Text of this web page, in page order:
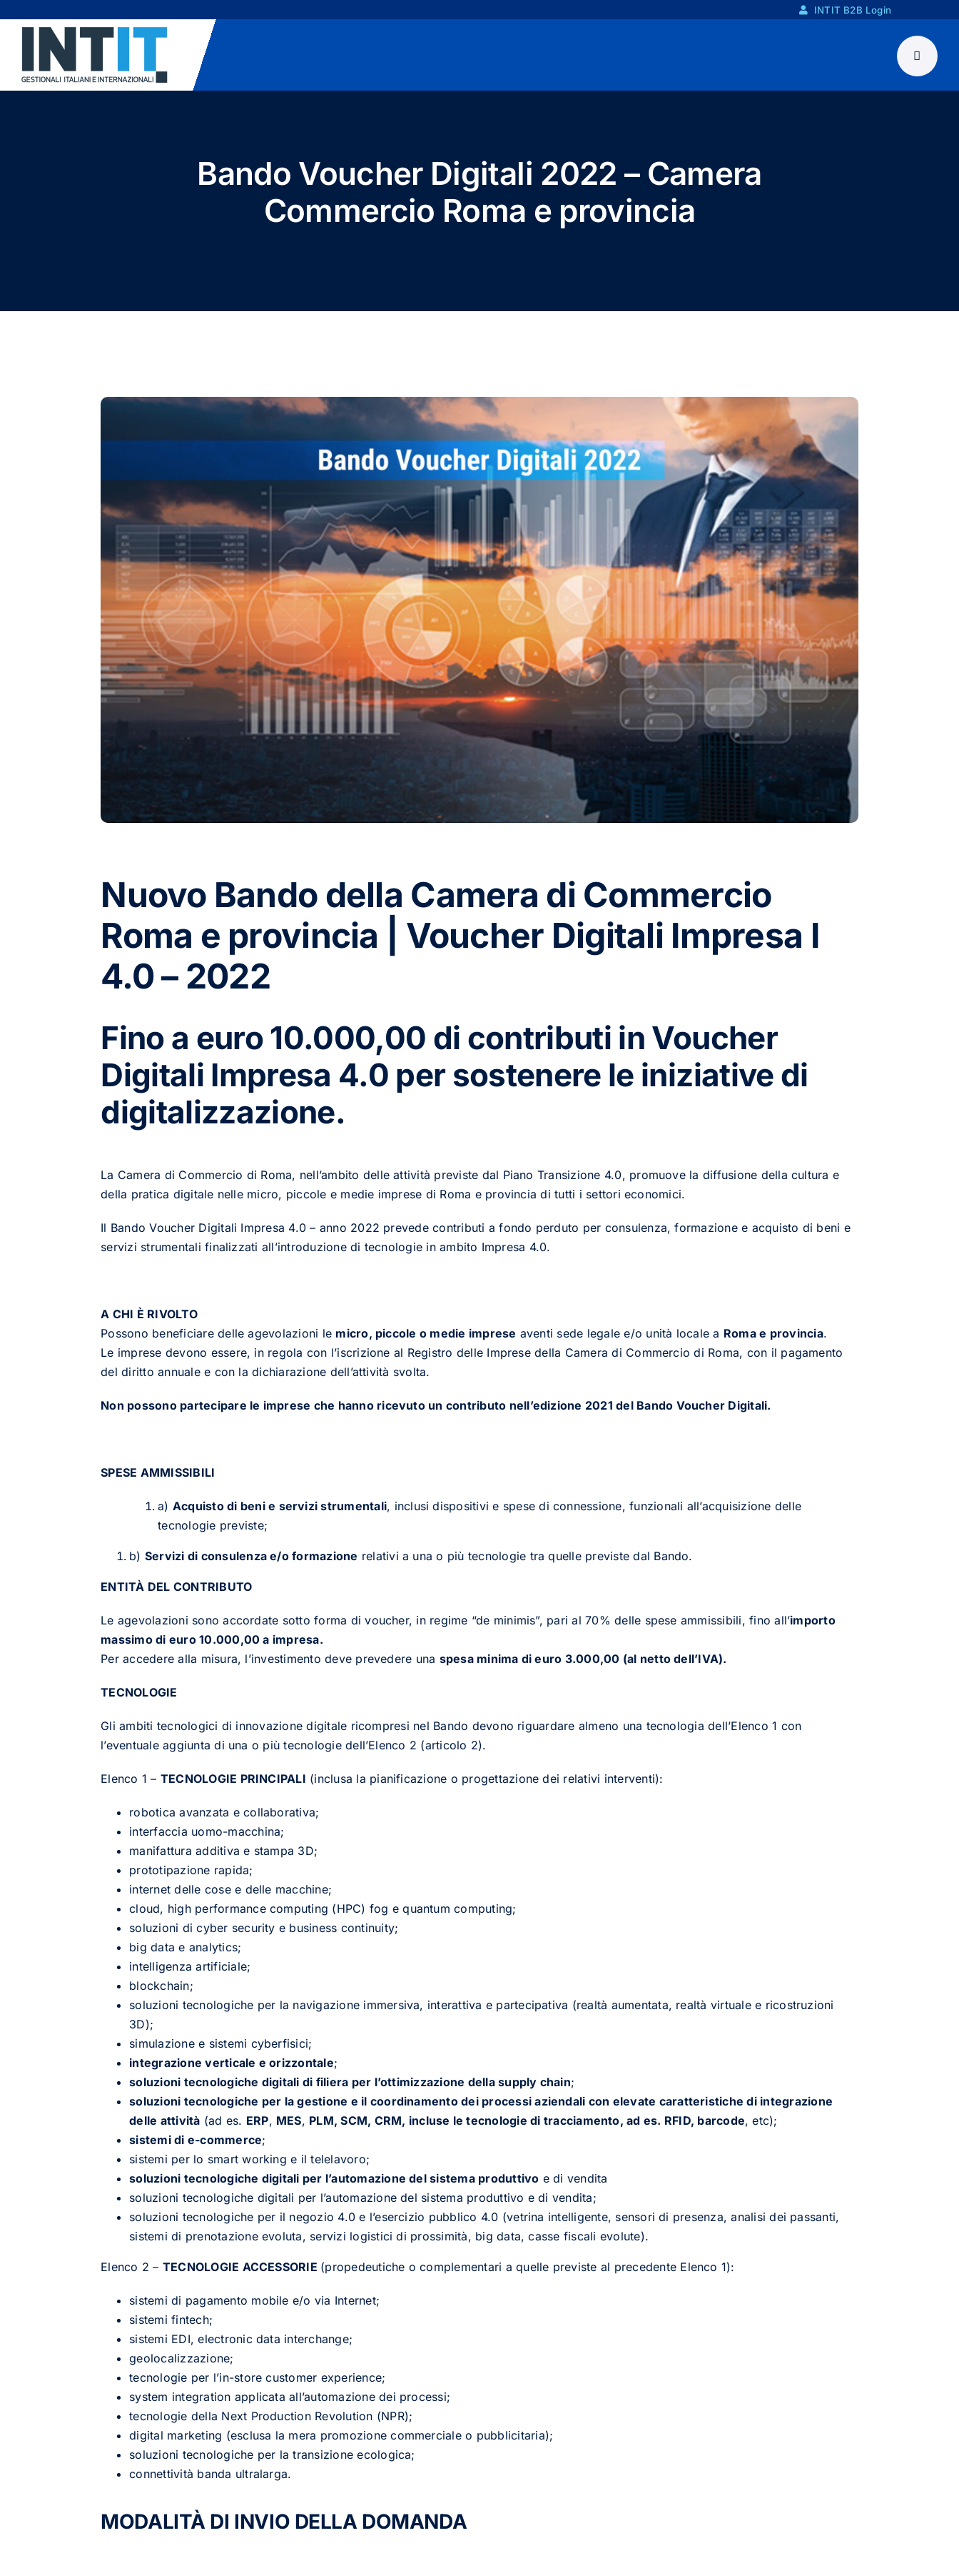
INTIT B2B Login
Bando Voucher Digitali 2022 – Camera
Commercio Roma e provincia
Nuovo Bando della Camera di Commercio
Roma e provincia | Voucher Digitali Impresa I
4.0 – 2022
Fino a euro 10.000,00 di contributi in Voucher
Digitali Impresa 4.0 per sostenere le iniziative di
digitalizzazione.
La Camera di Commercio di Roma, nell’ambito delle attività previste dal Piano Transizione 4.0, promuove la diffusione della cultura e
della pratica digitale nelle micro, piccole e medie imprese di Roma e provincia di tutti i settori economici.
Il Bando Voucher Digitali Impresa 4.0 – anno 2022 prevede contributi a fondo perduto per consulenza, formazione e acquisto di beni e
servizi strumentali finalizzati all’introduzione di tecnologie in ambito Impresa 4.0.
A CHI È RIVOLTO
Possono beneficiare delle agevolazioni le micro, piccole o medie imprese aventi sede legale e/o unità locale a Roma e provincia.
Le imprese devono essere, in regola con l’iscrizione al Registro delle Imprese della Camera di Commercio di Roma, con il pagamento
del diritto annuale e con la dichiarazione dell’attività svolta.
Non possono partecipare le imprese che hanno ricevuto un contributo nell’edizione 2021 del Bando Voucher Digitali.
SPESE AMMISSIBILI
a) Acquisto di beni e servizi strumentali, inclusi dispositivi e spese di connessione, funzionali all’acquisizione delle
tecnologie previste;
b) Servizi di consulenza e/o formazione relativi a una o più tecnologie tra quelle previste dal Bando.
ENTITÀ DEL CONTRIBUTO
Le agevolazioni sono accordate sotto forma di voucher, in regime “de minimis”, pari al 70% delle spese ammissibili, fino all’importo
massimo di euro 10.000,00 a impresa.
Per accedere alla misura, l’investimento deve prevedere una spesa minima di euro 3.000,00 (al netto dell’IVA).
TECNOLOGIE
Gli ambiti tecnologici di innovazione digitale ricompresi nel Bando devono riguardare almeno una tecnologia dell’Elenco 1 con
l’eventuale aggiunta di una o più tecnologie dell’Elenco 2 (articolo 2).
Elenco 1 – TECNOLOGIE PRINCIPALI (inclusa la pianificazione o progettazione dei relativi interventi):
robotica avanzata e collaborativa;
interfaccia uomo-macchina;
manifattura additiva e stampa 3D;
prototipazione rapida;
internet delle cose e delle macchine;
cloud, high performance computing (HPC) fog e quantum computing;
soluzioni di cyber security e business continuity;
big data e analytics;
intelligenza artificiale;
blockchain;
soluzioni tecnologiche per la navigazione immersiva, interattiva e partecipativa (realtà aumentata, realtà virtuale e ricostruzioni
3D);
simulazione e sistemi cyberfisici;
integrazione verticale e orizzontale;
soluzioni tecnologiche digitali di filiera per l’ottimizzazione della supply chain;
soluzioni tecnologiche per la gestione e il coordinamento dei processi aziendali con elevate caratteristiche di integrazione
delle attività (ad es. ERP, MES, PLM, SCM, CRM, incluse le tecnologie di tracciamento, ad es. RFID, barcode, etc);
sistemi di e-commerce;
sistemi per lo smart working e il telelavoro;
soluzioni tecnologiche digitali per l’automazione del sistema produttivo e di vendita
soluzioni tecnologiche digitali per l’automazione del sistema produttivo e di vendita;
soluzioni tecnologiche per il negozio 4.0 e l’esercizio pubblico 4.0 (vetrina intelligente, sensori di presenza, analisi dei passanti,
sistemi di prenotazione evoluta, servizi logistici di prossimità, big data, casse fiscali evolute).
Elenco 2 – TECNOLOGIE ACCESSORIE (propedeutiche o complementari a quelle previste al precedente Elenco 1):
sistemi di pagamento mobile e/o via Internet;
sistemi fintech;
sistemi EDI, electronic data interchange;
geolocalizzazione;
tecnologie per l’in-store customer experience;
system integration applicata all’automazione dei processi;
tecnologie della Next Production Revolution (NPR);
digital marketing (esclusa la mera promozione commerciale o pubblicitaria);
soluzioni tecnologiche per la transizione ecologica;
connettività banda ultralarga.
MODALITÀ DI INVIO DELLA DOMANDA